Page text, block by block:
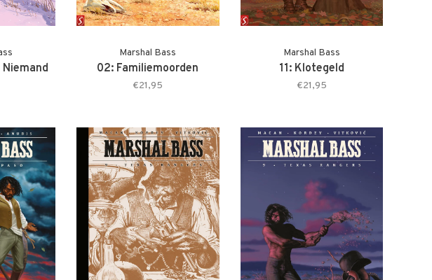
Marshal Bass
02: Familiemoorden
€21,95
Marshal Bass
11: Klotegeld
€21,95